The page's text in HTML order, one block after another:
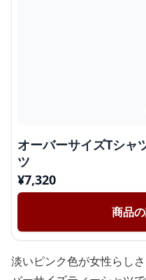
オーバーサイズTシャ
ツ
¥7,320
商品
淡いピンク色が女性らし